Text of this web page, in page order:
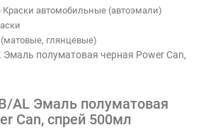
Краски автомобильные (автоэмали)
глянцевые)
Эмаль полуматовая черная Power Can,
AL Эмаль полуматовая
Can, спрей 500мл